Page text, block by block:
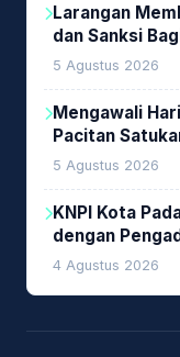
Larangan
dan Sanksi
5 Agustus 2026
Mengawali
Pacitan
5 Agustus 2026
KNPI Kota
dengan
4 Agustus 2026